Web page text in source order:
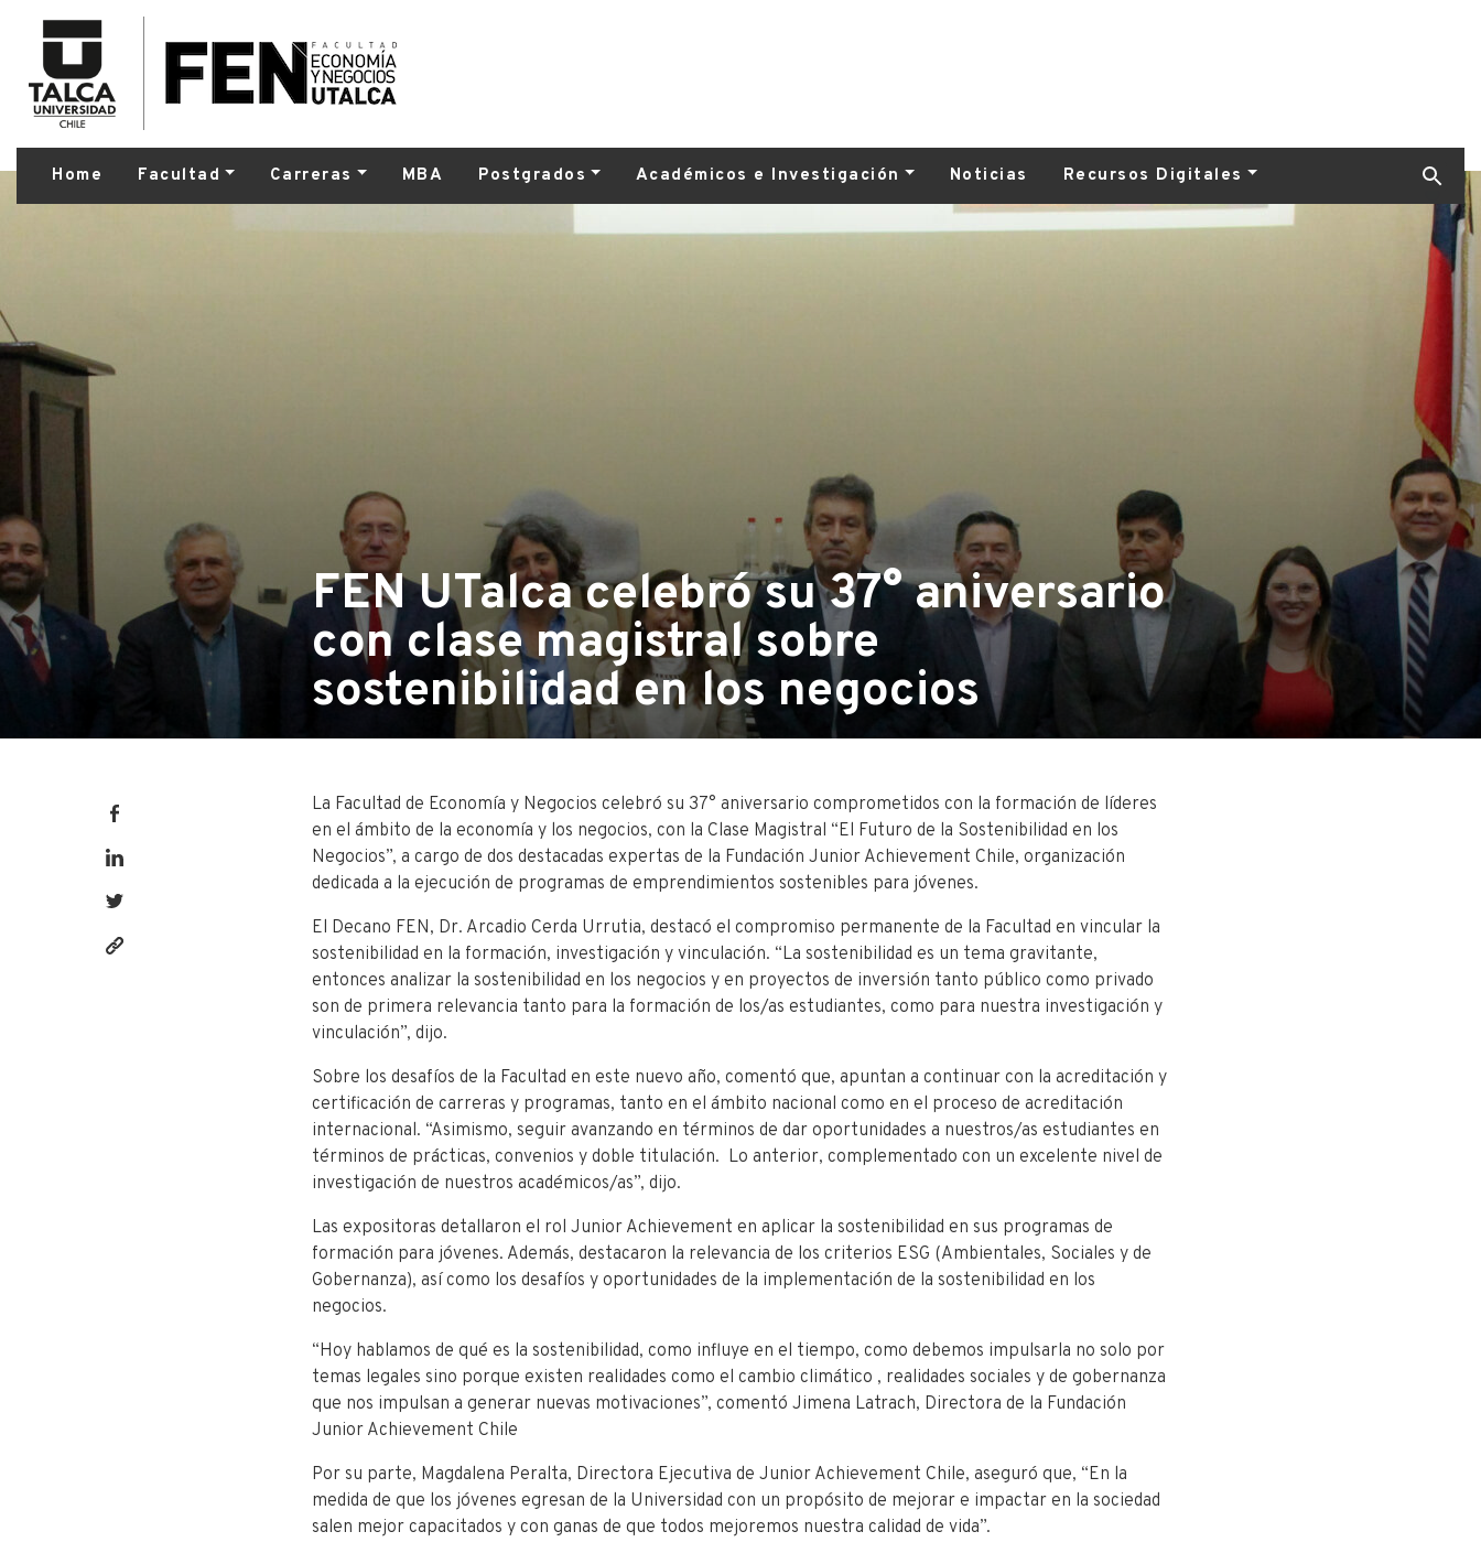
Home Facultad Carreras MBA Postgrados Académicos e Investigación Noticias Recursos Digitales
FEN UTalca celebró su 37° aniversario
con clase magistral sobre
sostenibilidad en los negocios
La Facultad de Economía y Negocios celebró su 37° aniversario comprometidos con la formación de líderes
en el ámbito de la economía y los negocios, con la Clase Magistral “El Futuro de la Sostenibilidad en los
Negocios”, a cargo de dos destacadas expertas de la Fundación Junior Achievement Chile, organización
dedicada a la ejecución de programas de emprendimientos sostenibles para jóvenes.
El Decano FEN, Dr. Arcadio Cerda Urrutia, destacó el compromiso permanente de la Facultad en vincular la
sostenibilidad en la formación, investigación y vinculación. “La sostenibilidad es un tema gravitante,
entonces analizar la sostenibilidad en los negocios y en proyectos de inversión tanto público como privado
son de primera relevancia tanto para la formación de los/as estudiantes, como para nuestra investigación y
vinculación”, dijo.
Sobre los desafíos de la Facultad en este nuevo año, comentó que, apuntan a continuar con la acreditación y
certificación de carreras y programas, tanto en el ámbito nacional como en el proceso de acreditación
internacional. “Asimismo, seguir avanzando en términos de dar oportunidades a nuestros/as estudiantes en
términos de prácticas, convenios y doble titulación. Lo anterior, complementado con un excelente nivel de
investigación de nuestros académicos/as”, dijo.
Las expositoras detallaron el rol Junior Achievement en aplicar la sostenibilidad en sus programas de
formación para jóvenes. Además, destacaron la relevancia de los criterios ESG (Ambientales, Sociales y de
Gobernanza), así como los desafíos y oportunidades de la implementación de la sostenibilidad en los
negocios.
“Hoy hablamos de qué es la sostenibilidad, como influye en el tiempo, como debemos impulsarla no solo por
temas legales sino porque existen realidades como el cambio climático , realidades sociales y de gobernanza
que nos impulsan a generar nuevas motivaciones”, comentó Jimena Latrach, Directora de la Fundación
Junior Achievement Chile
Por su parte, Magdalena Peralta, Directora Ejecutiva de Junior Achievement Chile, aseguró que, “En la
medida de que los jóvenes egresan de la Universidad con un propósito de mejorar e impactar en la sociedad
salen mejor capacitados y con ganas de que todos mejoremos nuestra calidad de vida”.